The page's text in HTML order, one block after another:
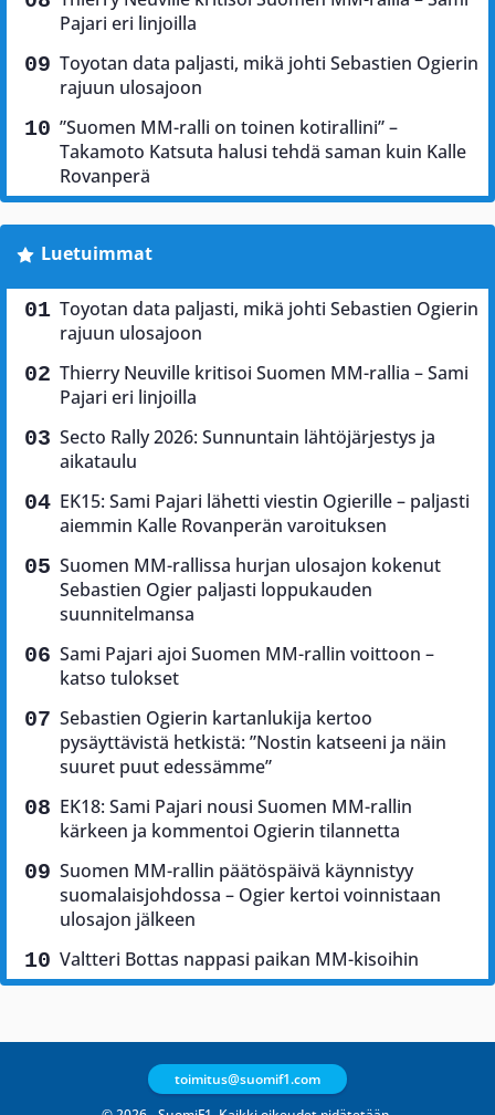
Pajari eri linjoilla
Toyotan data paljasti, mikä johti Sebastien Ogierin
rajuun ulosajoon
”Suomen MM-ralli on toinen kotirallini” –
Takamoto Katsuta halusi tehdä saman kuin Kalle
Rovanperä
Luetuimmat
Toyotan data paljasti, mikä johti Sebastien Ogierin
rajuun ulosajoon
Thierry Neuville kritisoi Suomen MM-rallia – Sami
Pajari eri linjoilla
Secto Rally 2026: Sunnuntain lähtöjärjestys ja
aikataulu
EK15: Sami Pajari lähetti viestin Ogierille – paljasti
aiemmin Kalle Rovanperän varoituksen
Suomen MM-rallissa hurjan ulosajon kokenut
Sebastien Ogier paljasti loppukauden
suunnitelmansa
Sami Pajari ajoi Suomen MM-rallin voittoon –
katso tulokset
Sebastien Ogierin kartanlukija kertoo
pysäyttävistä hetkistä: ”Nostin katseeni ja näin
suuret puut edessämme”
EK18: Sami Pajari nousi Suomen MM-rallin
kärkeen ja kommentoi Ogierin tilannetta
Suomen MM-rallin päätöspäivä käynnistyy
suomalaisjohdossa – Ogier kertoi voinnistaan
ulosajon jälkeen
Valtteri Bottas nappasi paikan MM-kisoihin
toimitus@suomif1.com